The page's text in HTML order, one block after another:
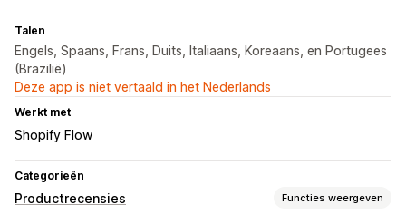
Talen
Engels, Spaans, Frans, Duits, Italiaans, Koreaans, en Portugees
(Brazilië)
Deze app is niet vertaald in het Nederlands
Werkt met
Shopify Flow
Categorieën
Productrecensies Functies weergeven